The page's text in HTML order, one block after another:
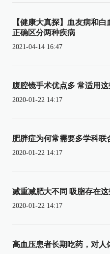
【健康大真探】血友病和
正确区分两种疾病
2021-04-14 16:47
腹腔镜手术优点多 常适用
2020-01-22 14:17
肥胖症为何常需要多学科联
2020-01-22 14:17
减重减肥大不同 吸脂存在
2020-01-22 14:17
高血压患者长期吃药，对人